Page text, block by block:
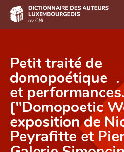
DE FR
Accueil
Auteur(e)s A-Z
Recherche avancée
Petit traité de
domopoétique .
et performances.
["Domopoetic
exposition de
Peyrafitte et